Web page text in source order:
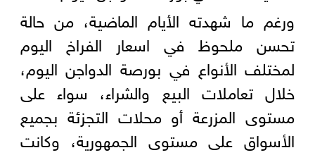
ورغم ما شهدته الأيام الماضية، من حالة
تحسن ملحوظ في اسعار الفراخ اليوم
لمختلف الأنواع في بورصة الدواجن اليوم،
خلال تعاملات البيع والشراء، سواء على
مستوى المزرعة أو محلات التجزئة بجميع
الأسواق على مستوى الجمهورية، وكانت